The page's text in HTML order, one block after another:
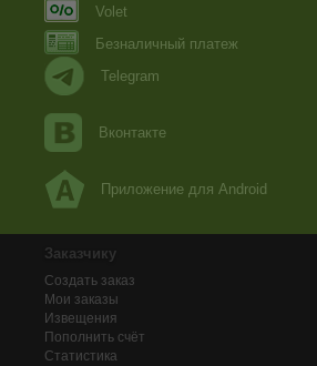
Volet
Безналичный платеж
Telegram
Вконтакте
Приложение для Android
Заказчику
Создать заказ
Мои заказы
Извещения
Пополнить счёт
Статистика